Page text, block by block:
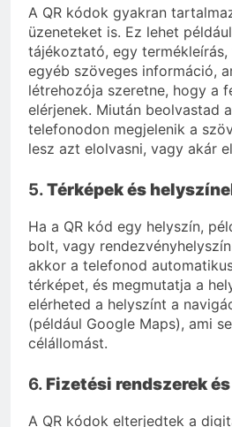
A QR kódok gyakran
üzeneteket is. Ez lehet
tájékoztató, egy termékleírás,
egyéb szöveges információ,
létrehozója szeretne, hogy a
elérjenek. Miután beolvastad
telefonodon megjelenik a
lesz azt elolvasni, vagy akár
5.Térképek és
Ha a QR kód egy helyszín,
bolt, vagy
akkor a telefonod
térképet, és megmutatja a
elérheted a helyszínt a
(például Google Maps), ami
célállomást.
6. Fizetési rendszerek
A QR kódok elterjedtek a